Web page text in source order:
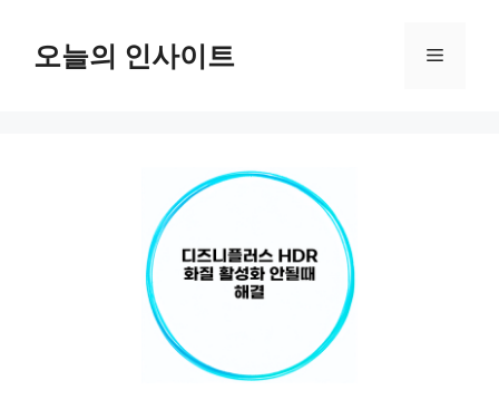
오늘의 인사이트 메